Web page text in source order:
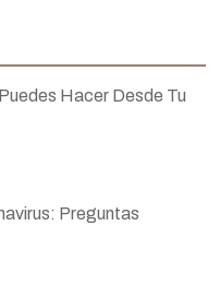
Hacer Desde Tu
Preguntas